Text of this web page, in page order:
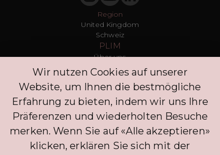
Region
United Kingdom
Schweiz
PLIM
Über uns
T&Cs
Datenschutz
Presse
Blogs
Kontakt
Kunden
FAQ
Anmelden
Entdecken Sie
Wir nutzen Cookies auf unserer
Website, um Ihnen die bestmögliche
Erfahrung zu bieten, indem wir uns Ihre
Präferenzen und wiederholten Besuche
merken. Wenn Sie auf «Alle akzeptieren»
klicken, erklären Sie sich mit der